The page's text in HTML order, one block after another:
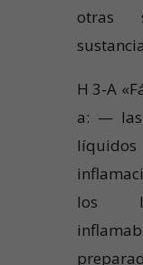
otras
H 3-A
a: — las
los